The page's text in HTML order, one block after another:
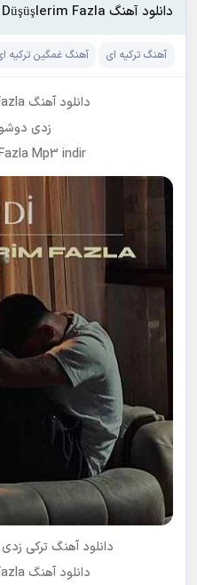
دانلود آهنگ Zedi Düşüşlerim Fazla
آهنگ ترکیه ای آهنگ غمگین ترکیه
دانلود آهنگ Zedi Düşüşlerim Fazla
زدی
Mp3 indir
دانلود آهنگ ترکی
دانلود آهنگ Zedi Düşüşlerim Fazla